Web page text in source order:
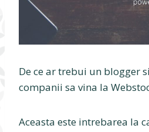
De ce ar trebui un blogger
companii sa vina la
Aceasta este intrebarea la